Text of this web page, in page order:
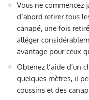
Vous ne commencez
d’abord retirer tous
canapé, une fois
alléger
avantage pour ceux
Obtenez l’aide d’un
quelques mètres, il
coussins et des